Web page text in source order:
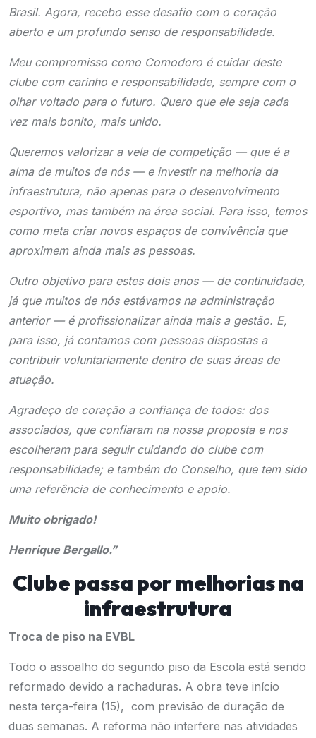
Brasil. Agora, recebo esse desafio com o coração
aberto e um profundo senso de responsabilidade.
Meu compromisso como Comodoro é cuidar deste
clube com carinho e responsabilidade, sempre com o
olhar voltado para o futuro. Quero que ele seja cada
vez mais bonito, mais unido.
Queremos valorizar a vela de competição — que é a
alma de muitos de nós — e investir na melhoria da
infraestrutura, não apenas para o desenvolvimento
esportivo, mas também na área social. Para isso, temos
como meta criar novos espaços de convivência que
aproximem ainda mais as pessoas.
Outro objetivo para estes dois anos — de continuidade,
já que muitos de nós estávamos na administração
anterior — é profissionalizar ainda mais a gestão. E,
para isso, já contamos com pessoas dispostas a
contribuir voluntariamente dentro de suas áreas de
atuação.
Agradeço de coração a confiança de todos: dos
associados, que confiaram na nossa proposta e nos
escolheram para seguir cuidando do clube com
responsabilidade; e também do Conselho, que tem sido
uma referência de conhecimento e apoio.
Muito obrigado!
Henrique Bergallo.”
Clube passa por melhorias na
infraestrutura
Troca de piso na EVBL
Todo o assoalho do segundo piso da Escola está sendo
reformado devido a rachaduras. A obra teve início
nesta terça-feira (15), com previsão de duração de
duas semanas. A reforma não interfere nas atividades